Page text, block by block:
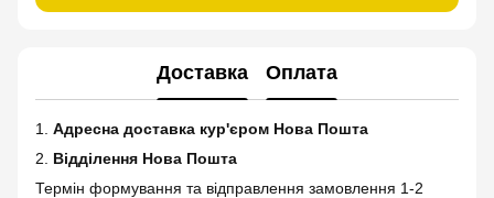
Доставка Оплата
1. Адресна доставка кур'єром Нова Пошта
2. Відділення Нова Пошта
Термін формування та відправлення замовлення 1-2